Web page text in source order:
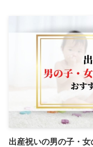
出産祝いの男の子・